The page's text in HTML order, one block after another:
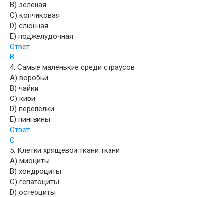
B) зеленая
C) копчиковая
D) слюнная
E) поджелудочная
Ответ
B
4. Самые маленькие среди страусов
A) воробьи
B) чайки
C) киви
D) перепелки
E) пингвины
Ответ
С
5. Клетки хрящевой ткани ткани
A) миоциты
B) хондроциты
C) гепатоциты
D) остеоциты